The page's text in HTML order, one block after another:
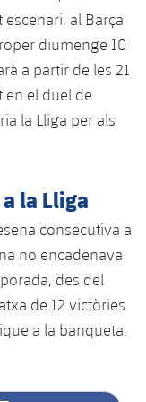
al Barça
diumenge 10
a partir de les 21
en el duel de
la Lliga per als
la Lliga
consecutiva a
no encadenava
des del
de 12 victòries
a la banqueta.